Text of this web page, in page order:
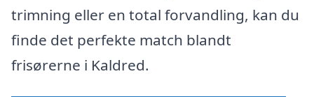
trimning eller en total forvandling, kan du
finde det perfekte match blandt
frisørerne i Kaldred.